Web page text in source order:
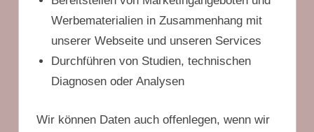
Werbematerialien in Zusammenhang mit
unserer Webseite und unseren Services
Durchführen von Studien, technischen
Diagnosen oder Analysen
Wir können Daten auch offenlegen, wenn wir